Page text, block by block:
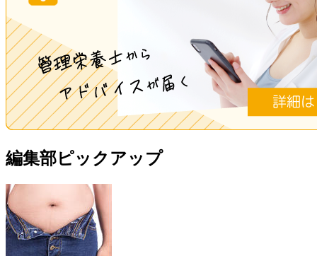
編集部ピックアップ